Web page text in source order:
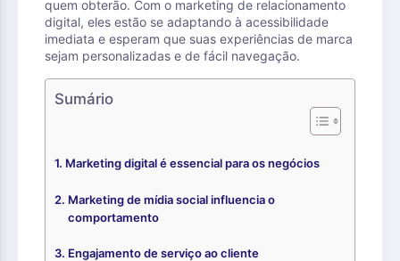
quem obterão. Com o marketing de relacionamento
digital, eles estão se adaptando à acessibilidade
imediata e esperam que suas experiências de marca
sejam personalizadas e de fácil navegação.
Sumário
Marketing digital é essencial para os negócios
Marketing de mídia social influencia o
comportamento
Engajamento de serviço ao cliente